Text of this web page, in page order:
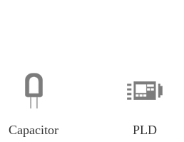
Capacitor PLD